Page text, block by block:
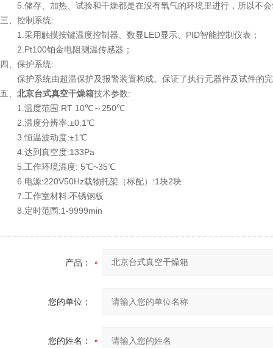
5.储存、加热、试验和干燥都是在没有氧气的环境里进行，所以不会
三、控制系统:
1.采用触摸按键温度控制器、数显LED显示、PID智能控制仪表；
2.Pt100铂金电阻测温传感器；
四、保护系统:
保护系统由超温保护及报警装置构成。保证了执行元器件及试件的
五、 北京台式真空干燥箱技术参数:
1.温度范围:RT 10℃～250℃
2.温度分辨率:±0.1℃
3.恒温波动度:±1℃
4.达到真空度:133Pa
5.工作环境温度: 5℃~35℃
6.电源:220V50Hz载物托架（标配）:1块2块
7.工作室材料:不锈钢板
8.定时范围:1-9999min
产品：
您的单位：
您的姓名：